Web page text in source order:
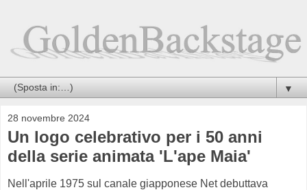
▼
28 novembre 2024
Un logo celebrativo per i 50 anni
della serie animata 'L'ape Maia'
Nell'aprile 1975 sul canale giapponese Net debuttava